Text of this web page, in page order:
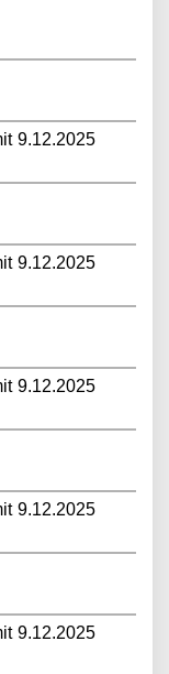
9.12.2025
9.12.2025
9.12.2025
9.12.2025
9.12.2025